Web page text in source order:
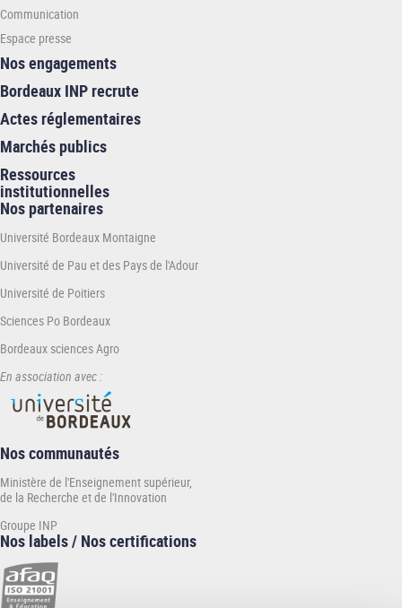
Communication
Espace presse
Nos engagements
Bordeaux INP recrute
Actes réglementaires
Marchés publics
Ressources
institutionnelles
Nos partenaires
Université Bordeaux Montaigne
Université de Pau et des Pays de l'Adour
Université de Poitiers
Sciences Po Bordeaux
Bordeaux sciences Agro
En association avec :
Nos communautés
Ministère de l'Enseignement supérieur,
de la Recherche et de l'Innovation
Groupe INP
Nos labels / Nos certifications